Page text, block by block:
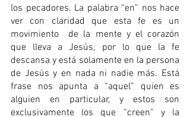
los pecadores. La palabra “en” nos hace
ver con claridad que esta fe es un
movimiento  de la mente y el corazón
que lleva a Jesús, por lo que la fe
descansa y está solamente en la persona
de Jesús y en nada ni nadie más. Está
frase nos apunta a “aquel” quien es
alguien en particular, y estos son
exclusivamente los que “creen” y la